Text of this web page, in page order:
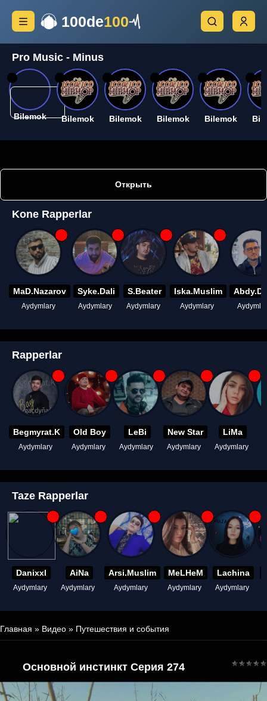
100de100
Pro Music - Minus
Bilemok Bilemok Bilemok Bilemok Bilemok
Открыть
Kone Rapperlar
MaD.Nazarov
Aydymlary
Syke.Dali
Aydymlary
S.Beater
Aydymlary
Iska.Muslim
Aydymlary
Rapperlar
Begmyrat.K
Aydymlary
Old Boy
Aydymlary
LeBi
Aydymlary
New Star
Aydymlary
LiMa
Aydymlary
Taze Rapperlar
Danixxl
Aydymlary
AiNa
Aydymlary
Arsi.Muslim
Aydymlary
MeLHeM
Aydymlary
Lachina
Aydymlary
Главная » Видео » Путешествия и события
Основной инстинкт Серия 274